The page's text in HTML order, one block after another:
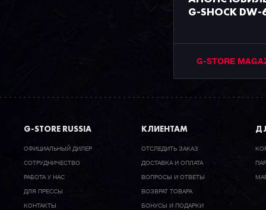
G-SHOCK DW-
G-STORE
G-STORE RUSSIA
ОФИЦИАЛЬНЫЙ ДИЛЕР
CОТРУДНИЧЕСТВО
РАБОТА У НАС
ДЛЯ ПРЕССЫ
КОНТАКТЫ
КЛИЕНТАМ
ОТСЛЕДИТЬ ЗАКАЗ
ДОСТАВКА И ОПЛАТА
ВОПРОСЫ И ОТВЕТЫ
ВОЗВРАТ ТОВАРА
БОНУСЫ И ПОДАРКИ